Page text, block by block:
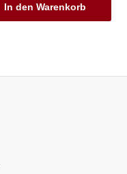
In den Warenkorb